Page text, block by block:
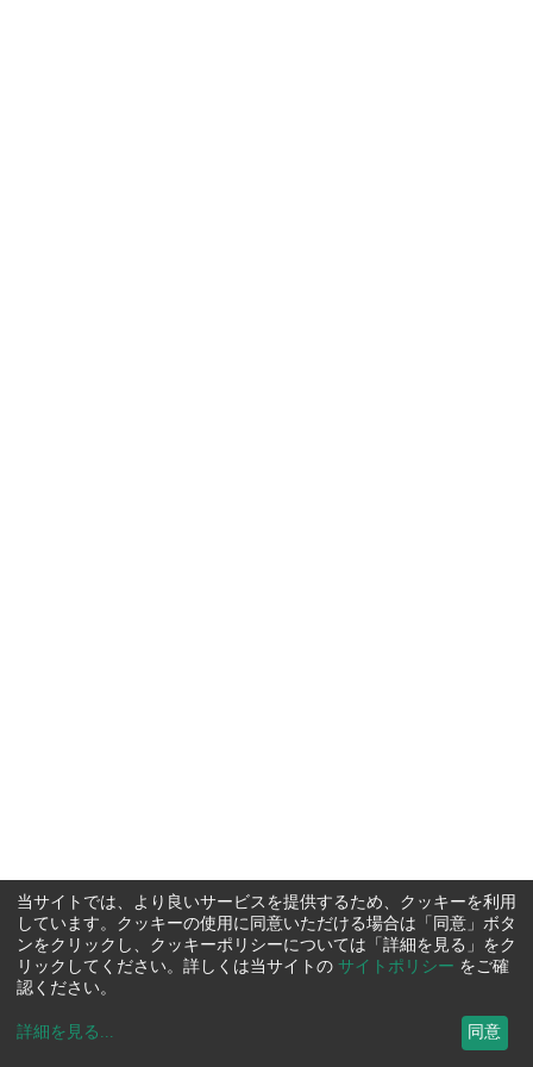
当サイトでは、より良いサービスを提供するため、クッキーを利用
しています。クッキーの使用に同意いただける場合は「同意」ボタ
ンをクリックし、クッキーポリシーについては「詳細を見る」をク
リックしてください。詳しくは当サイトの サイトポリシー をご確
認ください。
詳細を見る ... 同意